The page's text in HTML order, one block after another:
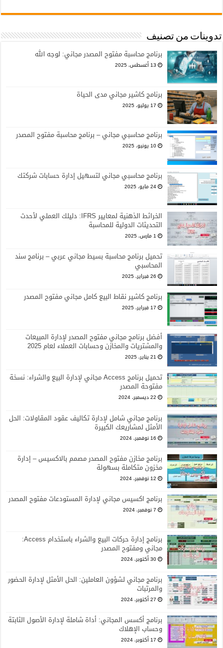
تدوينات من تصنيف
برنامج محاسبة مفتوح المصدر مجاني: لوجه الله
13 أغسطس، 2025
برنامج كاشير مجاني مدى الحياة
17 يوليو، 2025
برنامج محاسبي مجاني – برنامج محاسبة مفتوح المصدر
10 يونيو، 2025
برنامج محاسبي مجاني لتسهيل إدارة حسابات شركتك
24 مايو، 2025
الخرائط الذهنية لمعايير IFRS: دليلك العملي لأحدث
التحديثات الدولية للمحاسبة
1 مارس، 2025
تحميل برنامج محاسبة بسيط مجاني عربي – برنامج سند
المحاسبي
26 فبراير، 2025
برنامج كاشير نقاط البيع كامل مجاني مفتوح المصدر
17 فبراير، 2025
أفضل برنامج مجاني مفتوح المصدر لإدارة المبيعات
والمشتريات والمخازن وحسابات العملاء لعام 2025
21 يناير، 2025
تحميل برنامج Access مجاني لإدارة البيع والشراء: نسخة
مفتوحة المصدر
22 ديسمبر، 2024
برنامج مجاني شامل لإدارة تكاليف عقود المقاولات: الحل
الأمثل لمشاريعك الكبيرة
16 نوفمبر، 2024
برنامج مخازن مفتوح المصدر مصمم بالاكسيس – إدارة
مخزون متكاملة بسهولة
12 نوفمبر، 2024
برنامج اكسيس مجاني لإدارة المستودعات مفتوح المصدر
7 نوفمبر، 2024
برنامج إدارة حركات البيع والشراء باستخدام Access:
مجاني ومفتوح المصدر
30 أكتوبر، 2024
برنامج مجاني لشؤون العاملين: الحل الأمثل لإدارة الحضور
والمرتبات
27 أكتوبر، 2024
برنامج أكسس المجاني: أداة شاملة لإدارة الأصول الثابتة
وحساب الإهلاك
17 أكتوبر، 2024